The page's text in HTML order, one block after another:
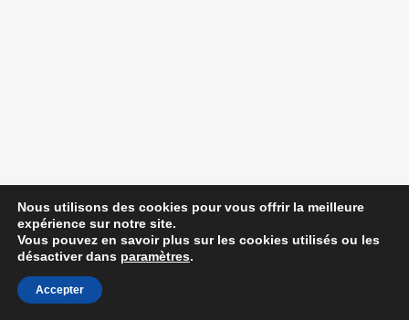
Nous utilisons des cookies pour vous offrir la meilleure
expérience sur notre site.
Vous pouvez en savoir plus sur les cookies utilisés ou les
désactiver dans paramètres.
Accepter